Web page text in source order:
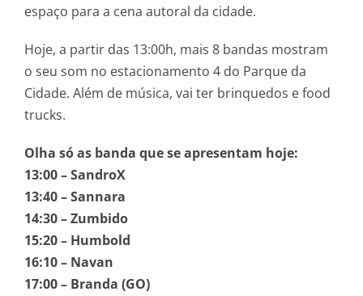
espaço para a cena autoral da cidade.
Hoje, a partir das 13:00h, mais 8 bandas mostram
o seu som no estacionamento 4 do Parque da
Cidade. Além de música, vai ter brinquedos e food
trucks.
Olha só as banda que se apresentam hoje:
13:00 – SandroX
13:40 – Sannara
14:30 – Zumbido
15:20 – Humbold
16:10 – Navan
17:00 – Branda (GO)